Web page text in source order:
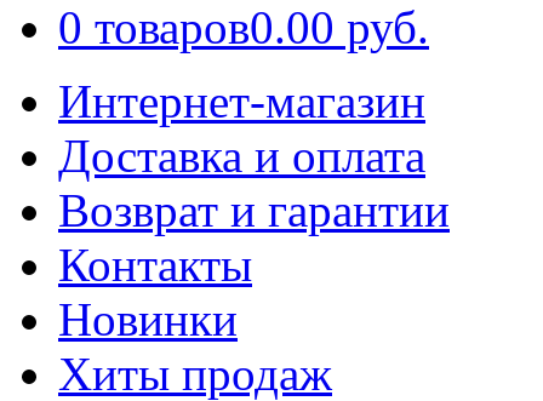
0 товаров0.00 руб.
Интернет-магазин
Доставка и оплата
Возврат и гарантии
Контакты
Новинки
Хиты продаж